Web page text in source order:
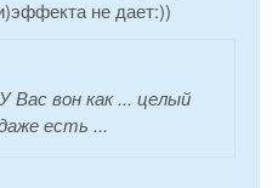
не дает:))
Вас вон как ... целый
есть ...